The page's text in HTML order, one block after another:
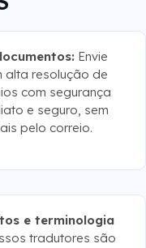
alta resolução de
com segurança
e seguro, sem
pelo correio.
tradutores são
administrativa